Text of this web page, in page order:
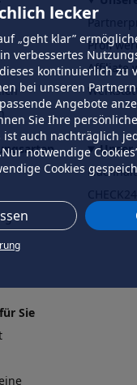
lecker
„geht klar”
verbessertes
kontinuierlich zu
bei unseren
Angebote
Sie Ihre
ist auch nachträglich
notwendige
Cookies
Profi
Affiliate
Unser
Sie